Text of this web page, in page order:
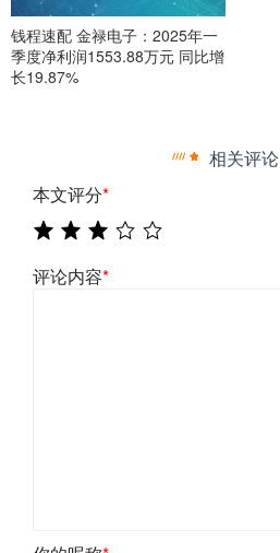
钱程速配 金禄电子：2025年一
季度净利润1553.88万元 同比增
长19.87%
相关评论
本文评分*
评论内容*